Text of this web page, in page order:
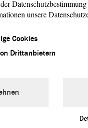
hat, aber die Stadt selbst
von vor zwei Jahren hin,
wie es hier im Land
aussieht und ob
können,
Insofern, denke ich mir,
unsere
Cookies
Drittanbietern